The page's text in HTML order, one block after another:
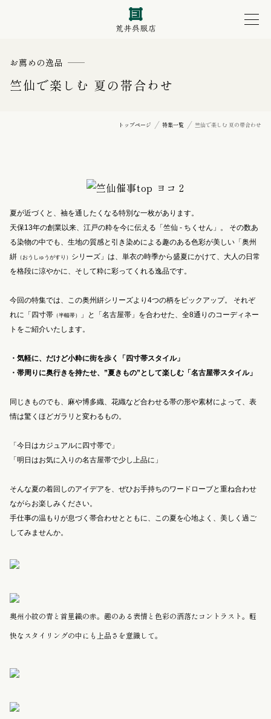
お薦めの逸品
竺仙で楽しむ 夏の帯合わせ
トップページ 特集一覧 竺仙で楽しむ 夏の帯合わせ
夏が近づくと、袖を通したくなる特別な一枚があります。
天保13年の創業以来、江戸の粋を今に伝える「竺仙 - ちくせん」。 その数あ
る染物の中でも、生地の質感と引き染めによる趣のある色彩が美しい「奥州
絣 （おうしゅうがすり） シリーズ」は、単衣の時季から盛夏にかけて、大人の日常
を格段に涼やかに、そして粋に彩ってくれる逸品です。
今回の特集では、この奥州絣シリーズより4つの柄をピックアップ。 それぞ
れに「四寸帯 （半幅帯）
」と「名古屋帯」を合わせた、全8通りのコーディネー
トをご紹介いたします。
・気軽に、だけど小粋に街を歩く「四寸帯スタイル」
・帯周りに奥行きを持たせ、”夏きもの”として楽しむ「名古屋帯スタイル」
同じきものでも、麻や博多織、花織など合わせる帯の形や素材によって、表
情は驚くほどガラリと変わるもの。
「今日はカジュアルに四寸帯で」
「明日はお気に入りの名古屋帯で少し上品に」
そんな夏の着回しのアイデアを、ぜひお手持ちのワードローブと重ね合わせ
ながらお楽しみください。
手仕事の温もりが息づく帯合わせとともに、この夏を心地よく、美しく過ご
してみませんか。
奥州小紋の青と首里織の赤。趣のある表情と色彩の洒落たコントラスト。軽
快なスタイリングの中にも上品さを意識して。